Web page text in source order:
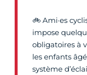
🚲 Ami·es
impose
obligatoires à
les enfants
système